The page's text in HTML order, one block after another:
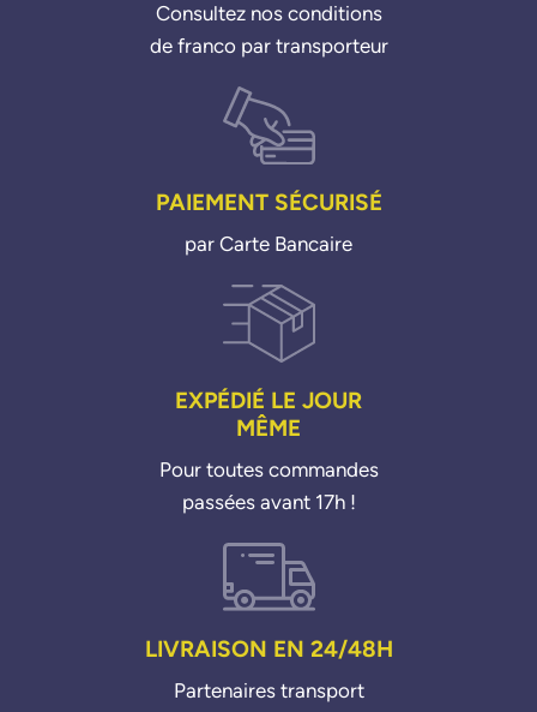
Consultez nos conditions
de franco par transporteur
PAIEMENT SÉCURISÉ
par Carte Bancaire
EXPÉDIÉ LE JOUR
MÊME
Pour toutes commandes
passées avant 17h !
LIVRAISON EN 24/48H
Partenaires transport